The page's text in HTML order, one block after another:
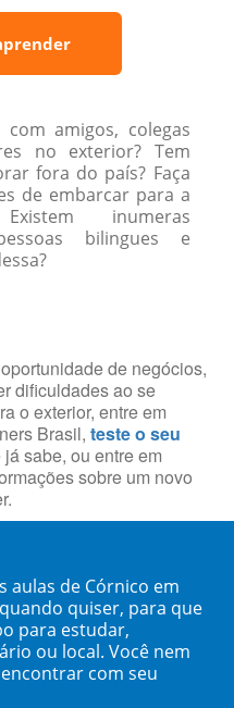
amigos, colegas
no exterior? Tem
fora do país? Faça
de embarcar para a
inumeras
bilingues e
de negócios,
dificuldades ao se
o exterior, entre em
Brasil, teste o seu
sabe, ou entre em
sobre um novo
aulas de Córnico em
quiser, para que
para estudar,
ou local. Você nem
com seu